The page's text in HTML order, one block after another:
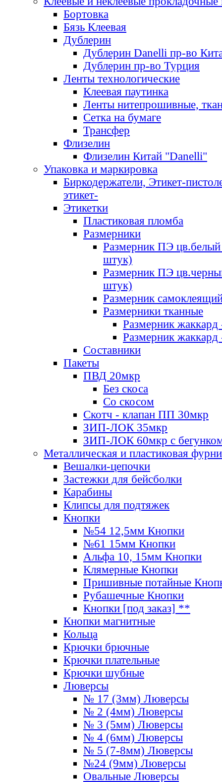
Бортовка
Бязь Клеевая
Дублерин
Дублерин Danelli пр-во
Дублерин пр-во Турция
Ленты технологические
Клеевая паутинка
Ленты нитепрошивные,
Сетка на бумаге
Трансфер
Флизелин
Флизелин Китай "Danelli"
Упаковка и маркировка
Биркодержатели, Этикет-
этикет-
Этикетки
Пластиковая пломба
Размерники
Размерник ПЭ цв.белый
штук)
Размерник ПЭ
штук)
Размерник
Размерники тканные
Размерник
Размерник
Составники
Пакеты
ПВД 20мкр
Без скоса
Со скосом
Скотч - клапан ПП 30мкр
ЗИП-ЛОК 35мкр
ЗИП-ЛОК 60мкр с
Металлическая и пластиковая
Вешалки-цепочки
Застежки для бейсболки
Карабины
Клипсы для подтяжек
Кнопки
№54 12,5мм Кнопки
№61 15мм Кнопки
Альфа 10, 15мм Кнопки
Клямерные Кнопки
Пришивные потайные
Рубашечные Кнопки
Кнопки [под заказ] **
Кнопки магнитные
Кольца
Крючки брючные
Крючки плательные
Крючки шубные
Люверсы
№ 17 (3мм) Люверсы
№ 2 (4мм) Люверсы
№ 3 (5мм) Люверсы
№ 4 (6мм) Люверсы
№ 5 (7-8мм) Люверсы
№24 (9мм) Люверсы
Овальные Люверсы